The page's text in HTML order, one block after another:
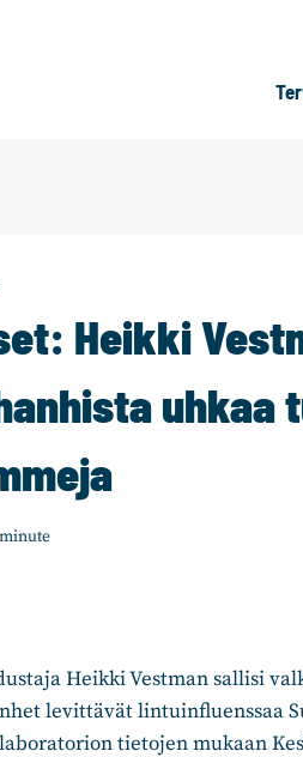
Heikki
uhkaa
minute
Heikki Vestman sallisi
levittävät lintuinfluenssaa
tietojen mukaan